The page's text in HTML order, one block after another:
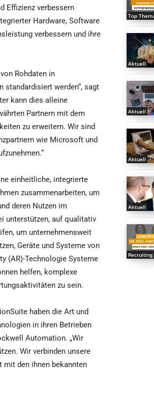
Effizienz verbessern
Hardware, Software
verbessern und ihre
Rohdaten in
standardisiert werden“, sagt
kann dies alleine
Partnern mit dem
zu erweitern. Wir sind
wie Microsoft und
einheitliche, integrierte
zusammenarbeiten, um
deren Nutzen im
unterstützen, auf qualitativ
um unternehmensweit
Geräte und Systeme von
(AR)-Technologie Systeme
helfen, komplexe
zu sein.
haben die Art und
in ihren Betrieben
Automation. „Wir
Wir verbinden unsere
mit den ihnen bekannten
Top
Aktuell
Aktuell
Aktuell
Aktuell
Recruiting